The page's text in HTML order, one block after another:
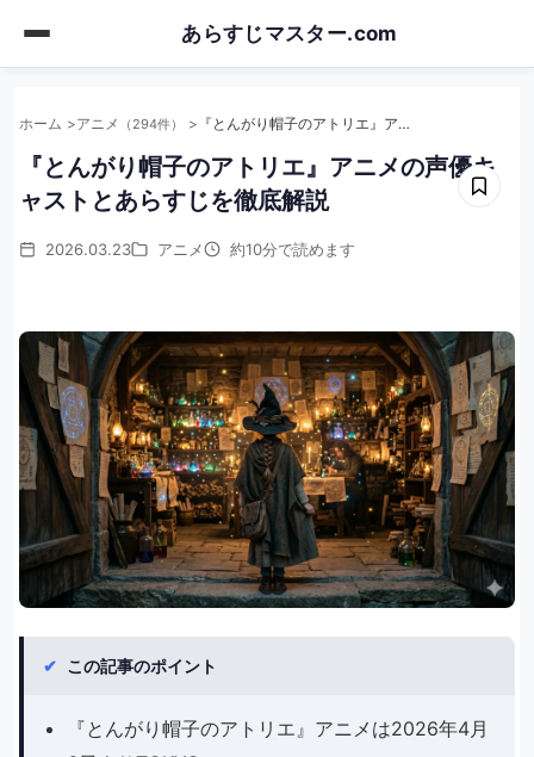
content
あらすじマスター.com
ホーム アニメ （294件） 『とんがり帽子のアトリエ』アニメの声優キャストとあらすじを徹底解説
『とんがり帽子のアトリエ』アニメの声優キ
ャストとあらすじを徹底解説
2026.03.23 アニメ 約10分で読めます
✔ この記事のポイント
『とんがり帽子のアトリエ』アニメは2026年4月